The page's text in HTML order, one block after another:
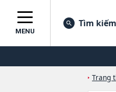
MENU
Tìm
Trang